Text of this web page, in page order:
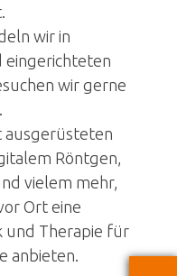
wir in
eingerichteten
wir gerne
ausgerüsteten
Röntgen,
vielem mehr,
Ort eine
und Therapie für
anbieten.